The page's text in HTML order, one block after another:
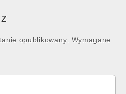
opublikowany.
Wymagane